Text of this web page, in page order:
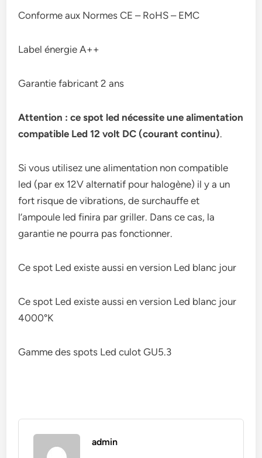
Conforme aux Normes CE – RoHS – EMC
Label énergie A++
Garantie fabricant 2 ans
Attention : ce spot led nécessite une alimentation
compatible Led 12 volt DC (courant continu).
Si vous utilisez une alimentation non compatible
led (par ex 12V alternatif pour halogène) il y a un
fort risque de vibrations, de surchauffe et
l’ampoule led finira par griller. Dans ce cas, la
garantie ne pourra pas fonctionner.
Ce spot Led existe aussi en version Led blanc jour
Ce spot Led existe aussi en version Led blanc jour
4000°K
Gamme des spots Led culot GU5.3
admin